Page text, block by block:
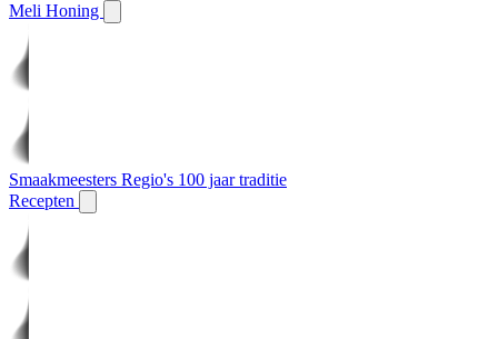
Meli Honing
Smaakmeesters Regio's 100 jaar traditie
Recepten